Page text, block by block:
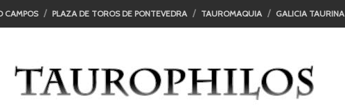
CAMPOS PLAZA DE TOROS DE PONTEVEDRA TAUROMAQUIA GALICIA TAURINA